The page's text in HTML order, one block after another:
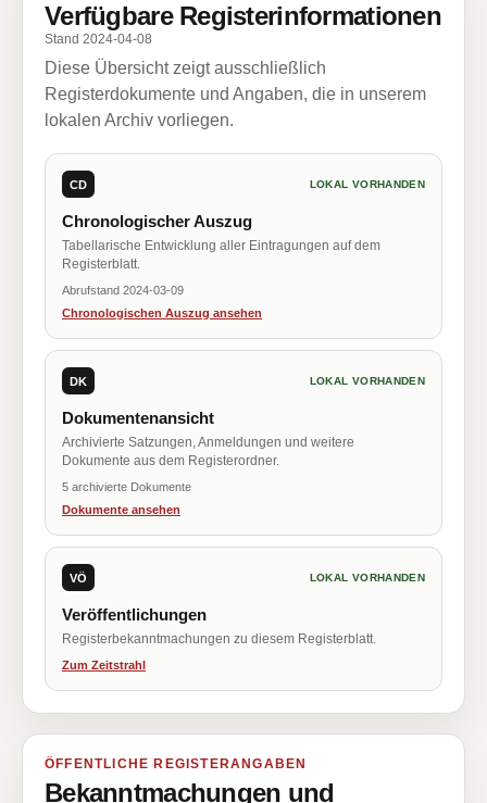
Verfügbare Registerinformationen
Stand 2024-04-08
Diese Übersicht zeigt ausschließlich
Registerdokumente und Angaben, die in unserem
lokalen Archiv vorliegen.
CD LOKAL VORHANDEN
Chronologischer Auszug
Tabellarische Entwicklung aller Eintragungen auf dem
Registerblatt.
Abrufstand 2024-03-09
Chronologischen Auszug ansehen
DK LOKAL VORHANDEN
Dokumentenansicht
Archivierte Satzungen, Anmeldungen und weitere
Dokumente aus dem Registerordner.
5 archivierte Dokumente
Dokumente ansehen
VÖ LOKAL VORHANDEN
Veröffentlichungen
Registerbekanntmachungen zu diesem Registerblatt.
Zum Zeitstrahl
ÖFFENTLICHE REGISTERANGABEN
Bekanntmachungen und